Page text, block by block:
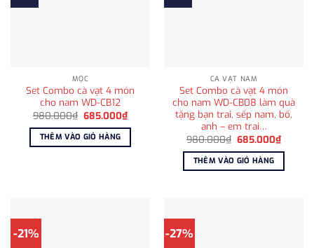
MỘC
Set Combo cà vạt 4 món
cho nam WD-CB12
980.000₫ Giá
là:
980.000₫.
685.000₫Giá
hiện
tại
685.000₫.
THÊM VÀO GIỎ HÀNG
CÀ VẠT NAM
Set Combo cà vạt 4 món
cho nam WD-CB08 làm quà
tặng bạn trai, sếp nam, bố,
anh – em trai…
980.000₫ Giá
là:
980.000₫.
685.000₫Giá
hiện
tại
THÊM VÀO GIỎ HÀNG
-21% -27%